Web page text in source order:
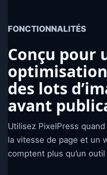
FONCTIONNALITÉS
Conçu pour
des lots
avant
Utilisez PixelPress
la vitesse de page et un
comptent plus qu’un outil